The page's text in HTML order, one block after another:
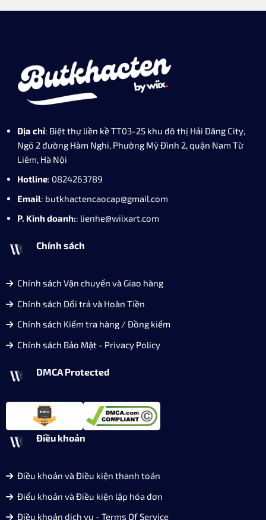
Địa chỉ: Biệt thự liền kề TT03-25 khu đô thị Hải Đăng City,
Ngõ 2 đường Hàm Nghi, Phường Mỹ Đình 2, quận Nam Từ
Liêm, Hà Nội
Hotline: 0824263789
Email: butkhactencaocap@gmail.com
P. Kinh doanh:: lienhe@wiixart.com
Chính sách
Chính sách Vận chuyển và Giao hàng
Chính sách Đổi trả và Hoàn Tiền
Chính sách Kiểm tra hàng / Đồng kiểm
Chính sách Bảo Mật - Privacy Policy
DMCA Protected
Điều khoản
Điều khoản và Điều kiện thanh toán
Điểu khoản và Điều kiện lập hóa đơn
Điều khoản dịch vụ - Terms Of Service